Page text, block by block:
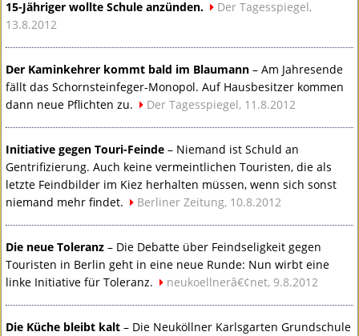
15-Jähriger wollte Schule anzünden.
Der Tagesspiegel,
13.8.2012
Der Kaminkehrer kommt bald im Blaumann – Am Jahresende
fällt das Schornsteinfeger-Monopol. Auf Hausbesitzer kommen
dann neue Pflichten zu.
Der Tagesspiegel, 11.8.2012
Initiative gegen Touri-Feinde – Niemand ist Schuld an
Gentrifizierung. Auch keine vermeintlichen Touristen, die als
letzte Feindbilder im Kiez herhalten müssen, wenn sich sonst
niemand mehr findet.
Berliner Zeitung, 10.8.2012
Die neue Toleranz – Die Debatte über Feindseligkeit gegen
Touristen in Berlin geht in eine neue Runde: Nun wirbt eine
linke Initiative für Toleranz.
neukoellnerâ€¢net, 9.8.2012
Die Küche bleibt kalt – Die Neuköllner Karlsgarten Grundschule